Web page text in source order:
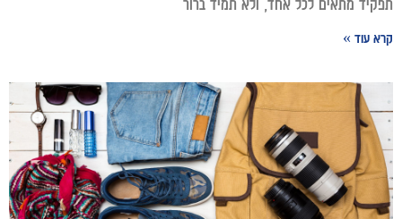
תפקיד מתאים לכל אחד, ולא תמיד ברור
קרא עוד »